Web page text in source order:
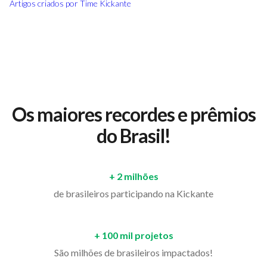
Artigos criados porTime Kickante
Os maiores recordes e prêmios
do Brasil!
+ 2 milhões
de brasileiros participando na Kickante
+ 100 mil projetos
São milhões de brasileiros impactados!